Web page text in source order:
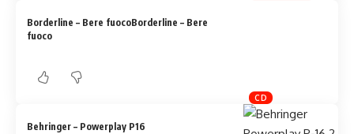
CD
Borderline – Bere fuocoBorderline – Bere
fuoco
Behringer – Powerplay P16